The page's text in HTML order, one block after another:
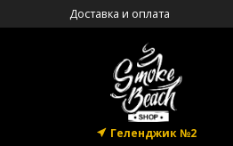
Доставка и оплата
Геленджик №2